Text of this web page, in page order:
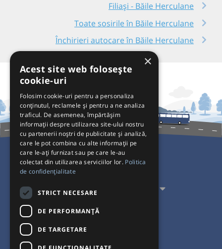
Filiași - Băile Herculane
Toate sosirile în Băile Herculane
Închirieri autocare în Băile Herculane
Pentru Călători
Pentru Transportatori
Interacționăm
Acceptăm plăți cu
×
Acest site web folosește
cookie-uri
Folosim cookie-uri pentru a personaliza
conținutul, reclamele și pentru a ne analiza
traficul. De asemenea, împărtășim
informații despre utilizarea site-ului nostru
cu partenerii noștri de publicitate și analiză,
care le pot combina cu alte informații pe
care le-ați furnizat sau pe care le-au
colectat din utilizarea serviciilor lor. Politica
de confidențialitate
STRICT NECESARE
DE PERFORMANȚĂ
DE TARGETARE